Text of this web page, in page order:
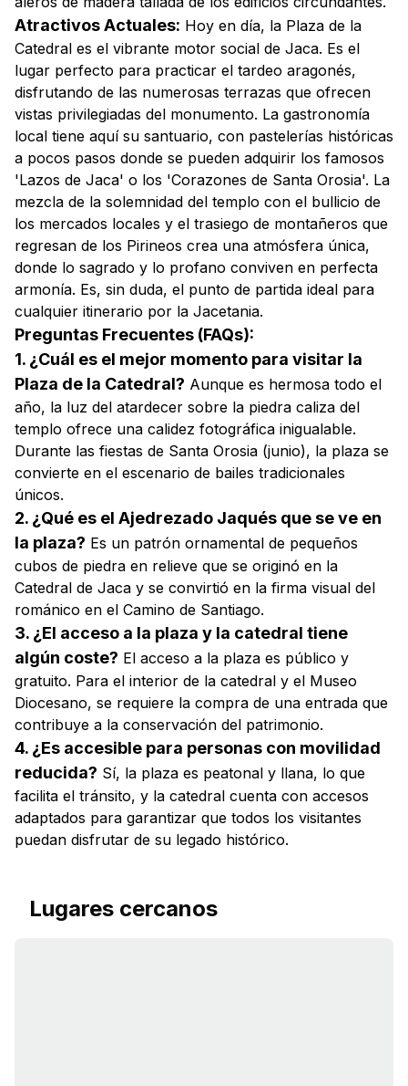
Atractivos Actuales: Hoy en día, la Plaza de la
Catedral es el vibrante motor social de Jaca. Es el
lugar perfecto para practicar el tardeo aragonés,
disfrutando de las numerosas terrazas que ofrecen
vistas privilegiadas del monumento. La gastronomía
local tiene aquí su santuario, con pastelerías históricas
a pocos pasos donde se pueden adquirir los famosos
'Lazos de Jaca' o los 'Corazones de Santa Orosia'. La
mezcla de la solemnidad del templo con el bullicio de
los mercados locales y el trasiego de montañeros que
regresan de los Pirineos crea una atmósfera única,
donde lo sagrado y lo profano conviven en perfecta
armonía. Es, sin duda, el punto de partida ideal para
cualquier itinerario por la Jacetania.
Preguntas Frecuentes (FAQs):
1. ¿Cuál es el mejor momento para visitar la
Plaza de la Catedral? Aunque es hermosa todo el
año, la luz del atardecer sobre la piedra caliza del
templo ofrece una calidez fotográfica inigualable.
Durante las fiestas de Santa Orosia (junio), la plaza se
convierte en el escenario de bailes tradicionales
únicos.
2. ¿Qué es el Ajedrezado Jaqués que se ve en
la plaza? Es un patrón ornamental de pequeños
cubos de piedra en relieve que se originó en la
Catedral de Jaca y se convirtió en la firma visual del
románico en el Camino de Santiago.
3. ¿El acceso a la plaza y la catedral tiene
algún coste? El acceso a la plaza es público y
gratuito. Para el interior de la catedral y el Museo
Diocesano, se requiere la compra de una entrada que
contribuye a la conservación del patrimonio.
4. ¿Es accesible para personas con movilidad
reducida? Sí, la plaza es peatonal y llana, lo que
facilita el tránsito, y la catedral cuenta con accesos
adaptados para garantizar que todos los visitantes
puedan disfrutar de su legado histórico.
Lugares cercanos